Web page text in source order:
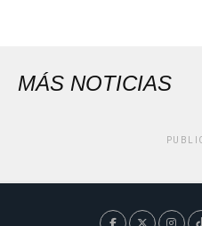
MÁS NOTICIAS